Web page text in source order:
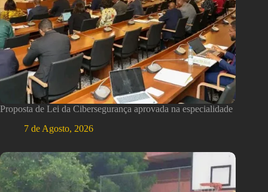
Proposta de Lei da Cibersegurança aprovada na especialidade
7 de Agosto, 2026